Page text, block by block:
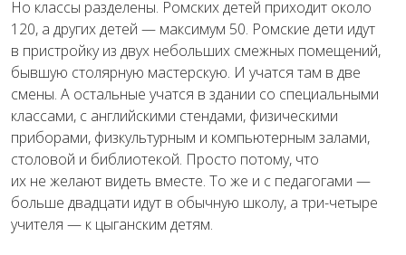
Но классы разделены. Ромских детей приходит около
120, а других детей — максимум 50. Ромские дети идут
в пристройку из двух небольших смежных помещений,
бывшую столярную мастерскую. И учатся там в две
смены. А остальные учатся в здании со специальными
классами, с английскими стендами, физическими
приборами, физкультурным и компьютерным залами,
столовой и библиотекой. Просто потому, что
их не желают видеть вместе. То же и с педагогами —
больше двадцати идут в обычную школу, а три-четыре
учителя — к цыганским детям.